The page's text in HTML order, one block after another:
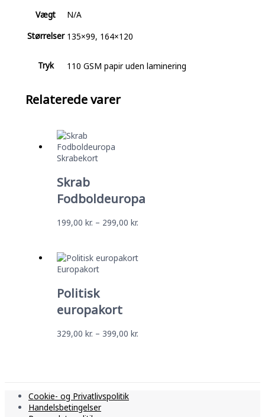
Vægt
N/A
Størrelser 135×99, 164×120
Tryk 110 GSM papir uden laminering
Relaterede varer
Skrabekort
Skrab
Fodboldeuropa
199,00kr. – 299,00kr.
Europakort
Politisk
europakort
329,00kr. – 399,00kr.
Cookie- og Privatlivspolitik
Handelsbetingelser